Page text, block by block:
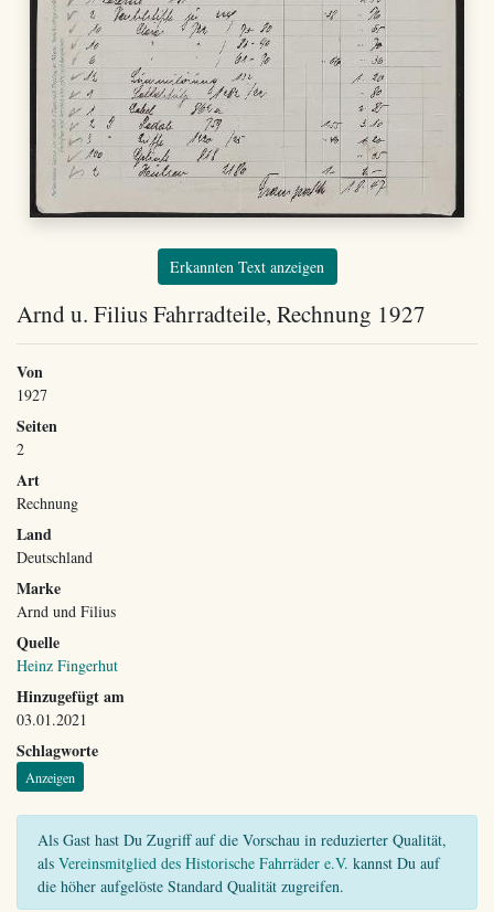
Erkannten Text anzeigen
Arnd u. Filius Fahrradteile, Rechnung 1927
Von
1927
Seiten
2
Art
Rechnung
Land
Deutschland
Marke
Arnd und Filius
Quelle
Heinz Fingerhut
Hinzugefügt am
03.01.2021
Schlagworte
Anzeigen
Als Gast hast Du Zugriff auf die Vorschau in reduzierter Qualität,
als Vereinsmitglied des Historische Fahrräder e.V. kannst Du auf
die höher aufgelöste Standard Qualität zugreifen.